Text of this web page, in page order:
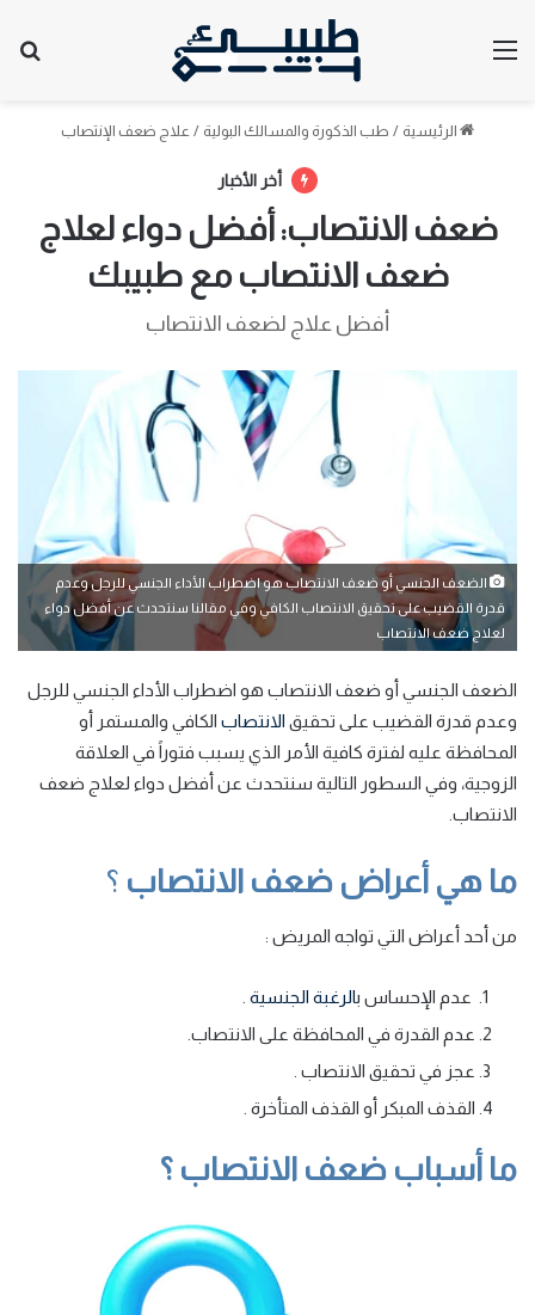
القائمة
الرئيسية / طب الذكورة والمسالك البولية / علاج ضعف الإنتصاب
أخر الأخبار
ضعف الانتصاب: أفضل دواء لعلاج
ضعف الانتصاب مع طبيبك
أفضل علاج لضعف الانتصاب
الضعف الجنسي أو ضعف الانتصاب هو اضطراب الأداء الجنسي للرجل وعدم
قدرة القضيب على تحقيق الانتصاب الكافي وفي مقالنا سنتحدث عن أفضل دواء
لعلاج ضعف الانتصاب
الضعف الجنسي أو ضعف الانتصاب هو اضطراب الأداء الجنسي للرجل
وعدم قدرة القضيب على تحقيق الانتصاب الكافي والمستمر أو
المحافظة عليه لفترة كافية الأمر الذي يسبب فتوراً في العلاقة
الزوجية، وفي السطور التالية سنتحدث عن أفضل دواء لعلاج ضعف
الانتصاب.
ما هي أعراض ضعف الانتصاب ؟
من أحد أعراض التي تواجه المريض :
عدم الإحساس بالرغبة الجنسية
عدم القدرة في المحافظة على الانتصاب.
عجز في تحقيق الانتصاب .
القذف المبكر أو القذف المتأخرة .
ما أسباب ضعف الانتصاب ؟